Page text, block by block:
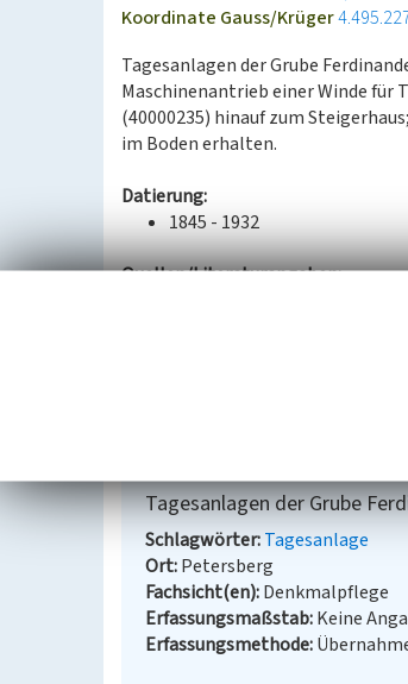
Koordinate Gauss/Krüger
Tagesanlagen der Grube
Maschinenantrieb einer Winde für
(40000235) hinauf zum
im Boden erhalten.
Datierung:
1845 - 1932
Quellen/Literaturangaben:
Preußisches
1874 (geol.), 1908 (geol.),
Otfried Wagenbreth, Die
Tagesanlagen der Grube
Schlagwörter Tagesanlage
Ort Petersberg
Fachsicht(en) Denkmalpflege
Erfassungsmaßstab Keine
Erfassungsmethode